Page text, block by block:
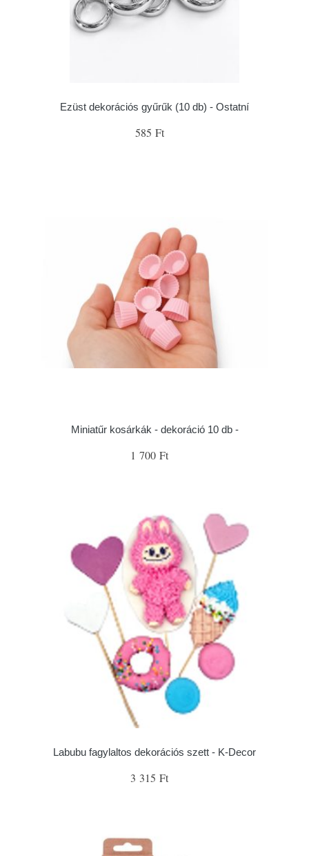
Ezüst dekorációs gyűrűk (10 db) - Ostatní
585 Ft
Miniatűr kosárkák - dekoráció 10 db -
1 700 Ft
Labubu fagylaltos dekorációs szett - K-Decor
3 315 Ft